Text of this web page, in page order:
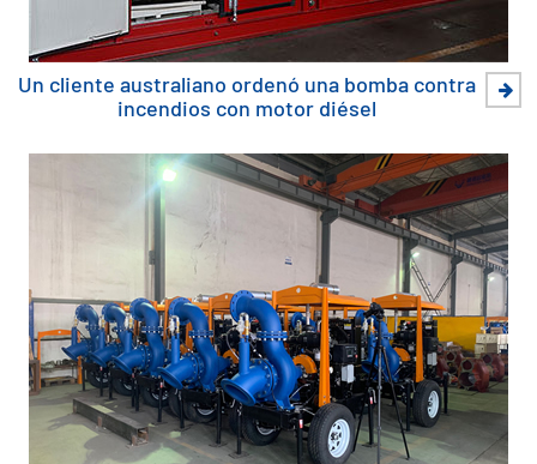
Un cliente australiano ordenó una bomba contra
incendios con motor diésel